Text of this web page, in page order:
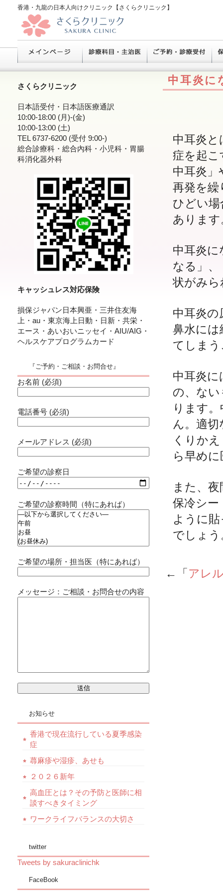
香港・九龍の日本人向けクリニック【さくらクリニック】
中耳炎に
中耳炎
症を起こ
中耳炎」
再発を繰
ひどい
あります
中耳炎
なる」
状がみ
中耳炎
鼻水に
てしま
中耳炎
の、な
ります
ん。適
くりか
ら早め
また、
保冷シ
ように
でしょう
←「アレ
さくらクリニック
日本語受付・日本語医療通訳
10:00-18:00 (月)-(金)
10:00-13:00 (土)
TEL 6737-6200 (受付 9:00-)
総合診療科・総合內科・小児科・胃腸
科消化器外科
キャッシュレス対応保険
損保ジャパン日本興亜・三井住友海
上・au・東京海上日動・日新・共栄・
エース・あいおいニッセイ・AIU/AIG・
ヘルスケアプログラムカード
『ご予約・ご相談・お問合せ』
お名前 (必須)
電話番号 (必須)
メールアドレス (必須)
ご希望の診察日
ご希望の診察時間（特にあれば）
ご希望の場所・担当医（特にあれば）
メッセージ：ご相談・お問合せの内容
お知らせ
香港で現在流行している夏季感染
症
蕁麻疹や湿疹、あせも
２０２６新年
高血圧とは？その予防と医師に相
談すべきタイミング
ワークライフバランスの大切さ
twitter
Tweets by sakuraclinichk
FaceBook